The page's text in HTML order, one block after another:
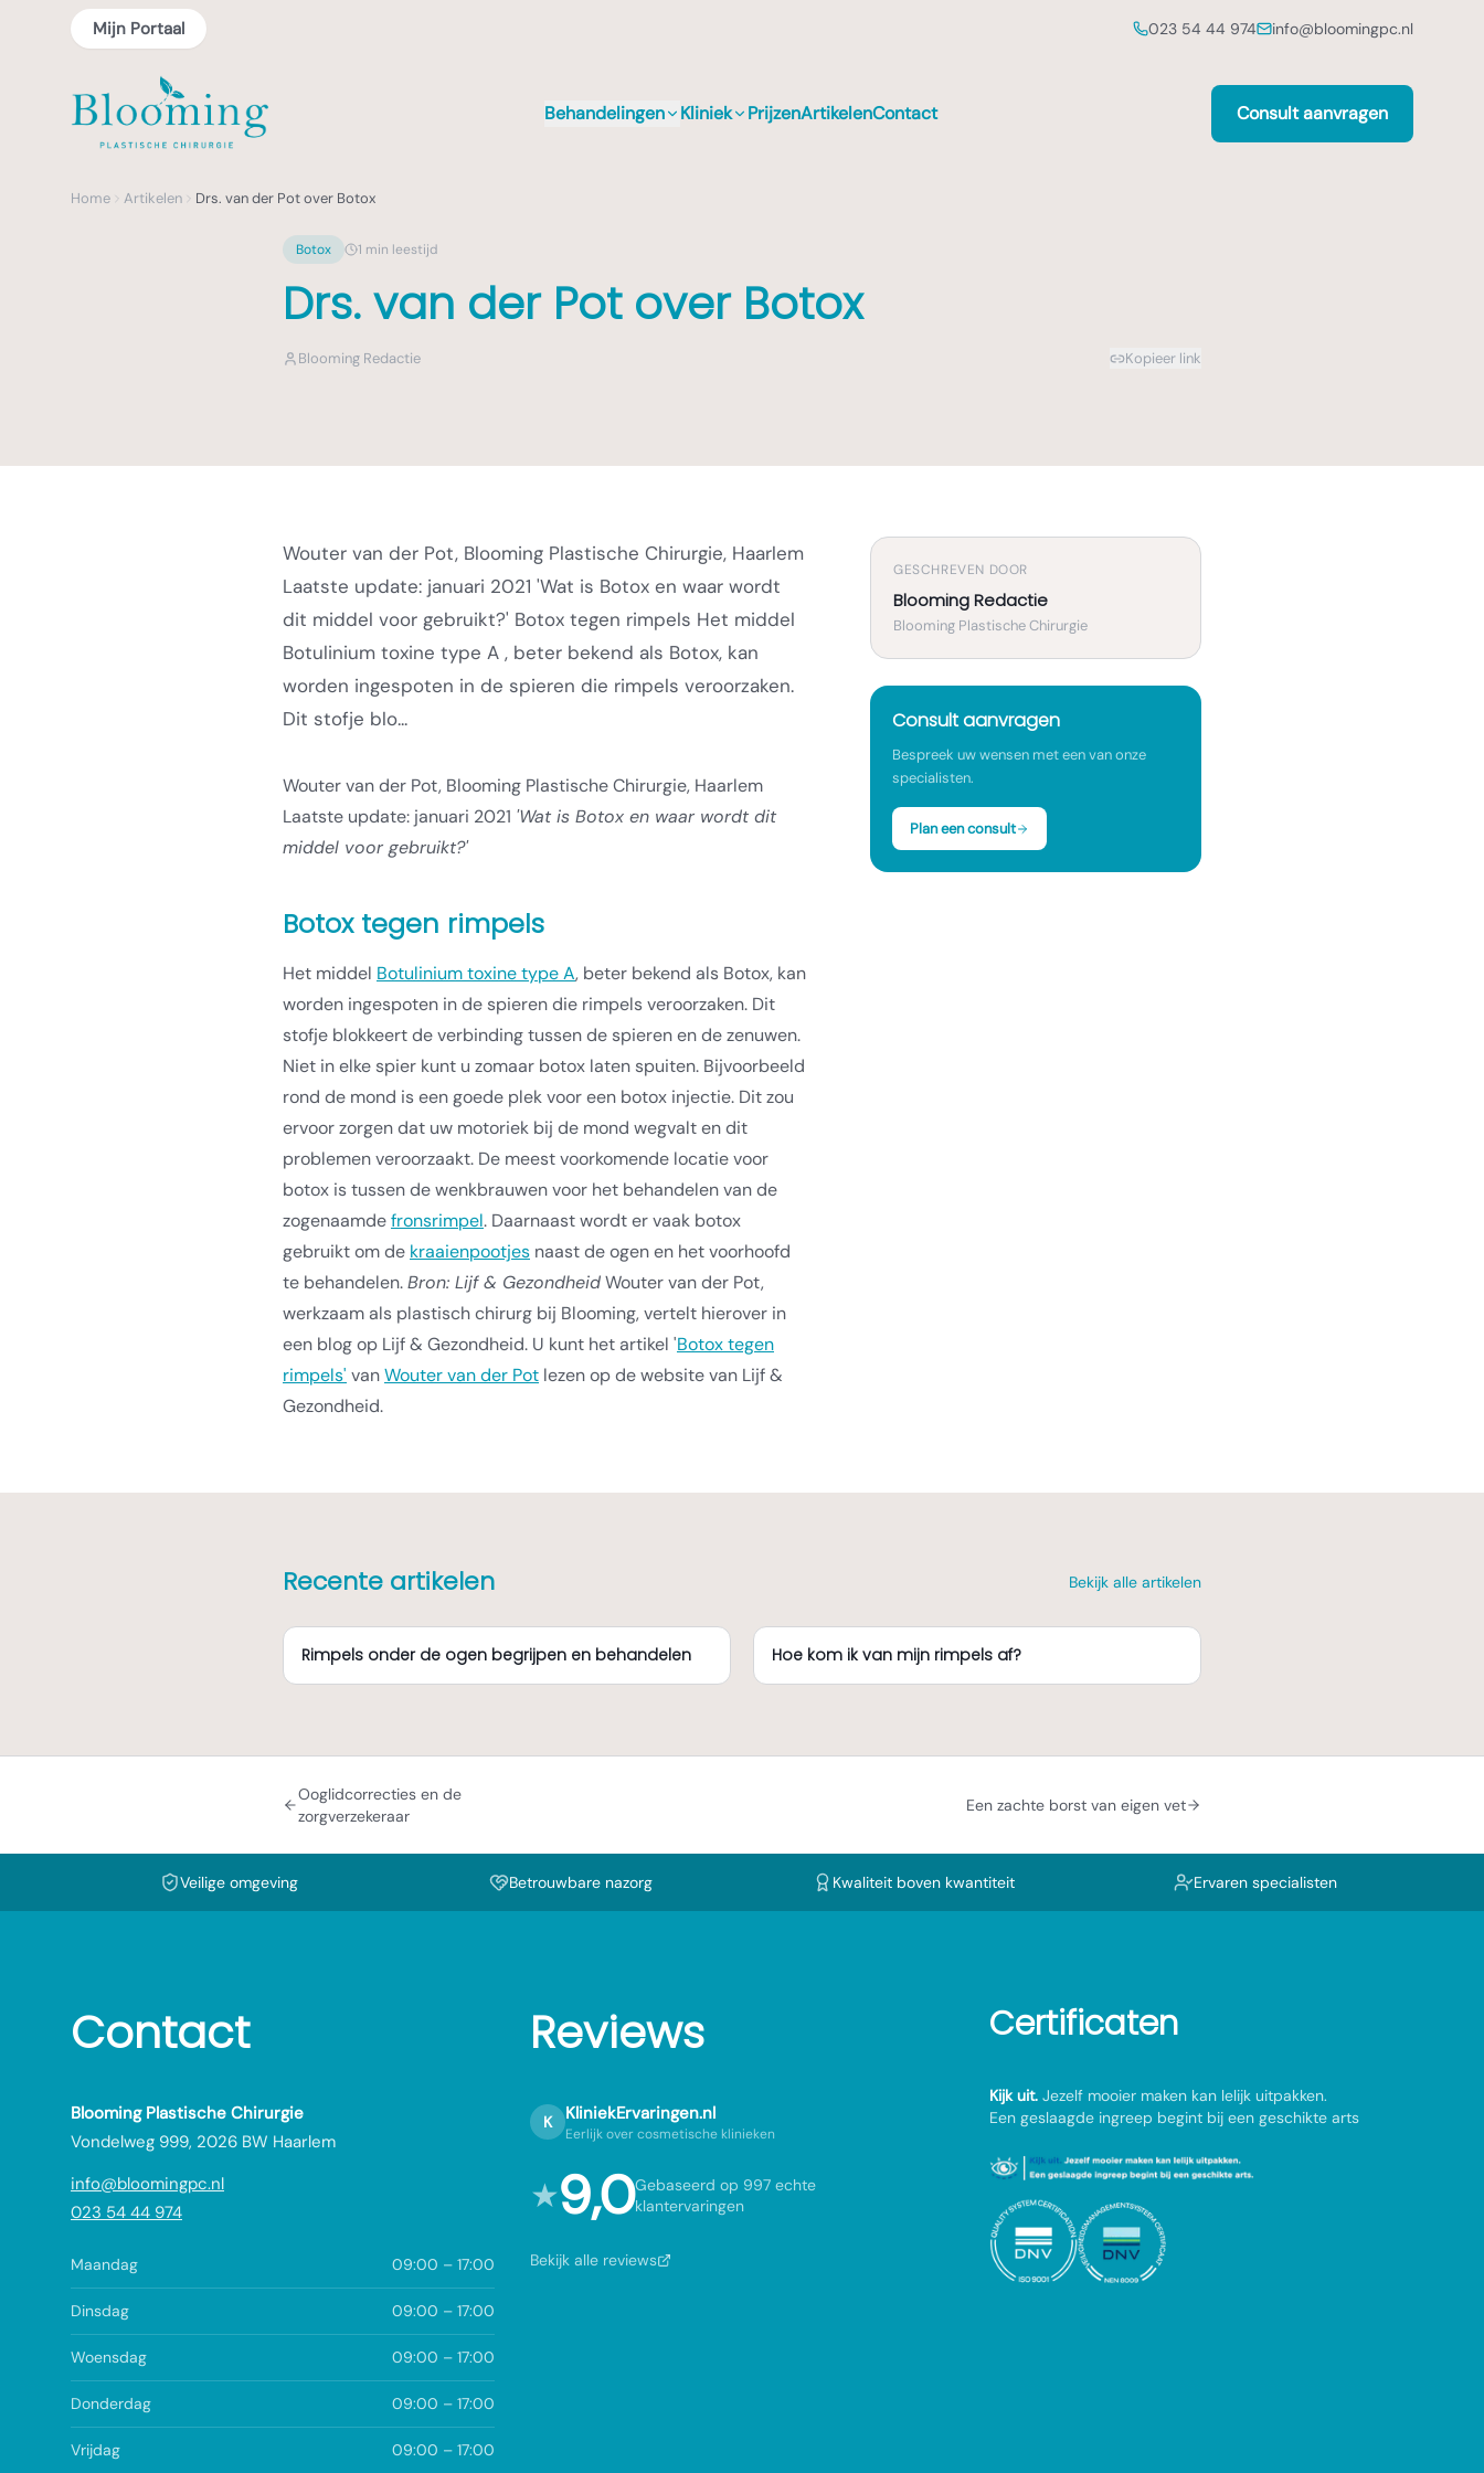
Mijn Portaal 023 54 44 974 info@bloomingpc.nl
Behandelingen Kliniek PrijzenArtikelenContact Consult aanvragen
Home Artikelen Drs. van der Pot over Botox
Botox 1 min leestijd
Drs. van der Pot over Botox
Blooming Redactie Kopieer link
Wouter van der Pot, Blooming Plastische Chirurgie, Haarlem
Laatste update: januari 2021 'Wat is Botox en waar wordt
dit middel voor gebruikt?' Botox tegen rimpels Het middel
Botulinium toxine type A , beter bekend als Botox, kan
worden ingespoten in de spieren die rimpels veroorzaken.
Dit stofje blo...
Wouter van der Pot, Blooming Plastische Chirurgie, Haarlem
Laatste update: januari 2021 'Wat is Botox en waar wordt dit
middel voor gebruikt?'
Botox tegen rimpels
Het middel Botulinium toxine type A, beter bekend als Botox, kan
worden ingespoten in de spieren die rimpels veroorzaken. Dit
stofje blokkeert de verbinding tussen de spieren en de zenuwen.
Niet in elke spier kunt u zomaar botox laten spuiten. Bijvoorbeeld
rond de mond is een goede plek voor een botox injectie. Dit zou
ervoor zorgen dat uw motoriek bij de mond wegvalt en dit
problemen veroorzaakt. De meest voorkomende locatie voor
botox is tussen de wenkbrauwen voor het behandelen van de
zogenaamdefronsrimpel. Daarnaast wordt er vaak botox
gebruikt om de kraaienpootjes naast de ogen en het voorhoofd
te behandelen.Bron: Lijf & GezondheidWouter van der Pot,
werkzaam als plastisch chirurg bij Blooming, vertelt hierover in
een blog op Lijf & Gezondheid. U kunt het artikel 'Botox tegen
rimpels' vanWouter van der Pot lezen op de website van Lijf &
Gezondheid.
GESCHREVEN DOOR
Blooming Redactie
Blooming Plastische Chirurgie
Consult aanvragen
Bespreek uw wensen met een van onze
specialisten.
Plan een consult
Recente artikelen Bekijk alle artikelen
Rimpels onder de ogen begrijpen en behandelen Hoe kom ik van mijn rimpels af?
Ooglidcorrecties en de
zorgverzekeraar
Een zachte borst van eigen vet
Veilige omgeving Betrouwbare nazorg Kwaliteit boven kwantiteit Ervaren specialisten
Contact
Blooming Plastische Chirurgie
Vondelweg 999, 2026 BW Haarlem
info@bloomingpc.nl
023 54 44 974
Maandag 09:00 – 17:00
Dinsdag 09:00 – 17:00
Woensdag 09:00 – 17:00
Donderdag 09:00 – 17:00
Vrijdag 09:00 – 17:00
Reviews
K KliniekErvaringen.nl
Eerlijk over cosmetische klinieken
★9,0Gebaseerd op 997 echte
klantervaringen
Bekijk alle reviews
Certificaten
Kijk uit. Jezelf mooier maken kan lelijk uitpakken.
Een geslaagde ingreep begint bij een geschikte arts